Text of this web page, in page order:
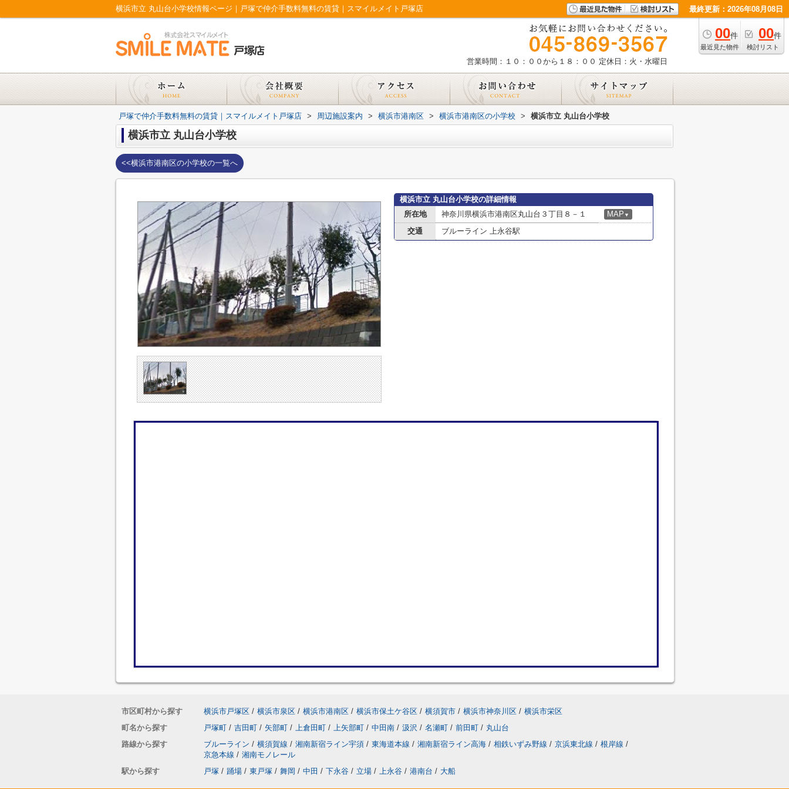
横浜市立 丸山台小学校情報ページ｜戸塚で仲介手数料無料の賃貸｜スマイルメイト戸塚店 最終更新：2026年08月08日
00件
最近見た物件
00件
検討リスト
営業時間：１０：００から１８：００ 定休日：火・水曜日
戸塚で仲介手数料無料の賃貸｜スマイルメイト戸塚店 > 周辺施設案内 > 横浜市港南区 > 横浜市港南区の小学校 > 横浜市立 丸山台小学校
横浜市立 丸山台小学校
<<横浜市港南区の小学校の一覧へ
横浜市立 丸山台小学校の詳細情報
所在地
神奈川県横浜市港南区丸山台３丁目８－１ MAP ▼
交通 ブルーライン 上永谷駅
市区町村から探す 横浜市戸塚区 / 横浜市泉区 / 横浜市港南区 / 横浜市保土ケ谷区 / 横須賀市 / 横浜市神奈川区 / 横浜市栄区
町名から探す
戸塚町 / 吉田町 / 矢部町 / 上倉田町 / 上矢部町 / 中田南 / 汲沢 / 名瀬町 / 前田町 / 丸山台
路線から探す
ブルーライン / 横須賀線 / 湘南新宿ライン宇須 / 東海道本線 / 湘南新宿ライン高海 / 相鉄いずみ野線 / 京浜東北線 / 根岸線 /
京急本線 / 湘南モノレール
駅から探す
戸塚 / 踊場 / 東戸塚 / 舞岡 / 中田 / 下永谷 / 立場 / 上永谷 / 港南台 / 大船